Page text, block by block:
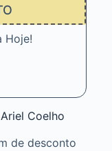
Hoje!
Coelho
de desconto